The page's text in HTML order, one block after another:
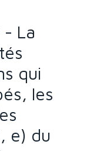
- La
qui
les
e) du